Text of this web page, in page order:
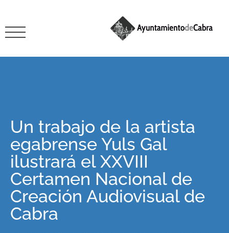
Un trabajo de la artista
egabrense Yuls Gal
ilustrará el XXVIII
Certamen Nacional de
Creación Audiovisual de
Cabra